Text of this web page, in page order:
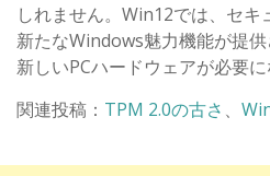
しれません。Win12では、セキ
新たなWindows魅力機能が提
新しいPCハードウェアが必要に
関連投稿： TPM 2.0の古さ 、